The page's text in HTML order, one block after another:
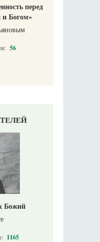
перед
и Богом»
56
Божий
1165